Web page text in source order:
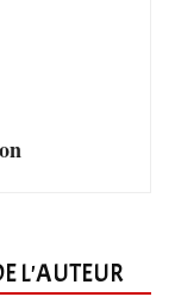
L'AUTEUR